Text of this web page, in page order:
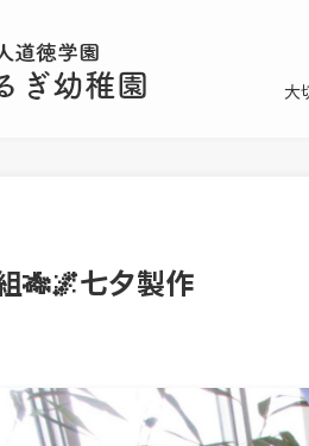
大
🎋🌌七夕製作